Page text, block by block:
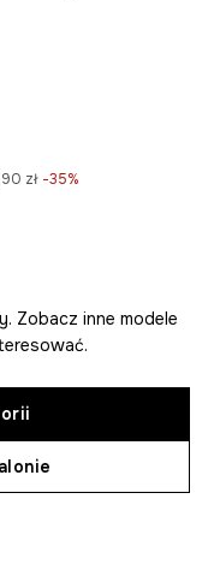
zł -35%
Zobacz inne modele